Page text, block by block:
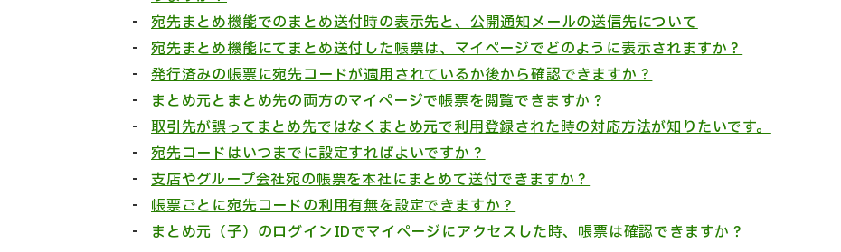
宛先まとめ機能でのまとめ送付時の表示先と、公開通知メールの送信先について
宛先まとめ機能にてまとめ送付した帳票は、マイページでどのように表示されますか？
発行済みの帳票に宛先コードが適用されているか後から確認できますか？
まとめ元とまとめ先の両方のマイページで帳票を閲覧できますか？
取引先が誤ってまとめ先ではなくまとめ元で利用登録された時の対応方法が知りたいです。
宛先コードはいつまでに設定すればよいですか？
支店やグループ会社宛の帳票を本社にまとめて送付できますか？
帳票ごとに宛先コードの利用有無を設定できますか？
まとめ元（子）のログインIDでマイページにアクセスした時、帳票は確認できますか？